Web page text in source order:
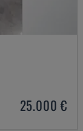
25.000 €